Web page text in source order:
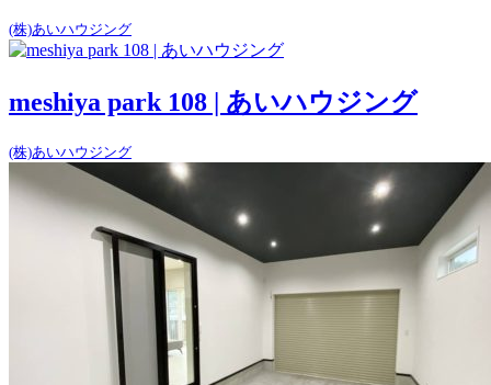
(株)あいハウジング
meshiya park 108 | あいハウジング
(株)あいハウジング